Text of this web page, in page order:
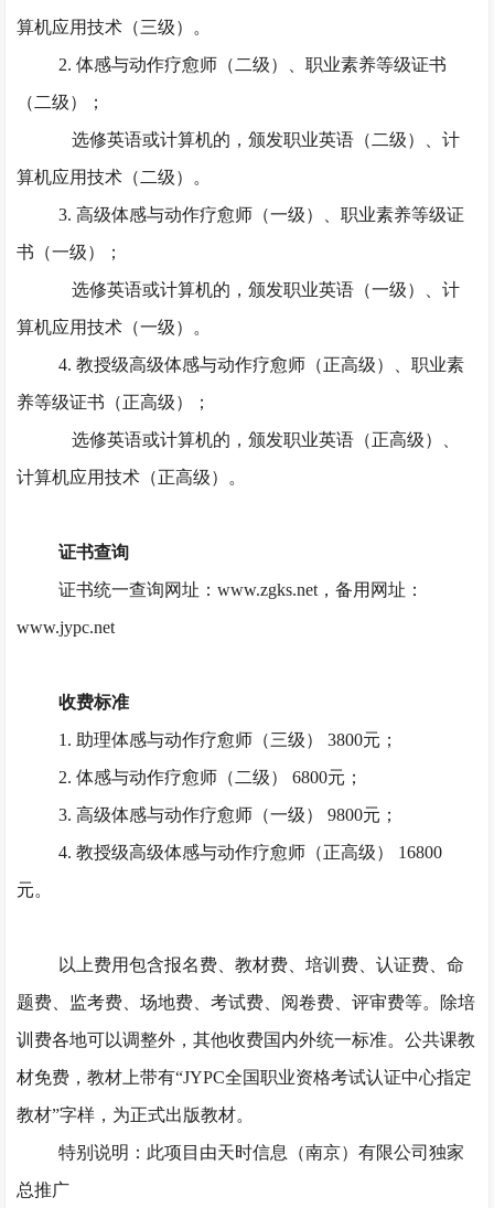
算机应用技术（三级）。
2. 体感与动作疗愈师（二级）、职业素养等级证书
（二级）；
选修英语或计算机的，颁发职业英语（二级）、计
算机应用技术（二级）。
3. 高级体感与动作疗愈师（一级）、职业素养等级证
书（一级）；
选修英语或计算机的，颁发职业英语（一级）、计
算机应用技术（一级）。
4. 教授级高级体感与动作疗愈师（正高级）、职业素
养等级证书（正高级）；
选修英语或计算机的，颁发职业英语（正高级）、
计算机应用技术（正高级）。
证书查询
证书统一查询网址： www.zgks.net，备用网址：
www.jypc.net
收费标准
1. 助理体感与动作疗愈师（三级） 3800元；
2. 体感与动作疗愈师（二级） 6800元；
3. 高级体感与动作疗愈师（一级） 9800元；
4. 教授级高级体感与动作疗愈师（正高级） 16800
元。
以上费用包含报名费、教材费、培训费、认证费、命
题费、监考费、场地费、考试费、阅卷费、评审费等。除培
训费各地可以调整外，其他收费国内外统一标准。公共课教
材免费，教材上带有“JYPC全国职业资格考试认证中心指定
教材”字样，为正式出版教材。
特别说明：此项目由天时信息（南京）有限公司独家
总推广